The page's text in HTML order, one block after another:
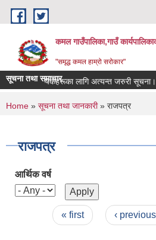
Skip to main content
कमल गाउँपालिका,गाउँ
"समृद्ध कमल हाम्रो सरोकार"
सूचना तथा समाचार
गर्ने सम्बन्धी कृषकहरूका लागि अत्यन्त जरुरी सूचना।
You are here
Home » सूचना तथा जानकारी» राजपत्र
राजपत्र
आर्थिक वर्ष
Pages« first ‹ previous